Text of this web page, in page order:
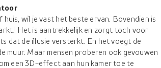
wil je vast het beste ervan. Bovendien is
Het is aantrekkelijk en zorgt toch voor
dat de illusie versterkt. En het voegt de
Maar mensen proberen ook gevouwen
een 3D-effect aan hun kamer toe te